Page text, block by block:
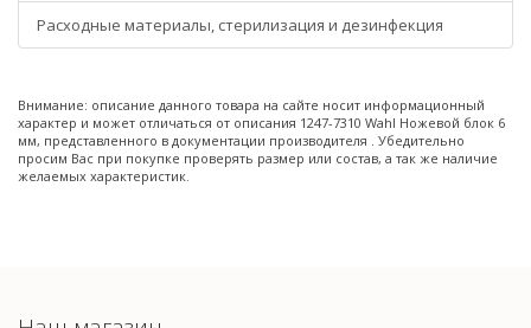
Расходные материалы, стерилизация и дезинфекция
Внимание: описание данного товара на сайте носит информационный
характер и может отличаться от описания 1247-7310 Wahl Ножевой блок 6
мм, представленного в документации производителя . Убедительно
просим Вас при покупке проверять размер или состав, а так же наличие
желаемых характеристик.